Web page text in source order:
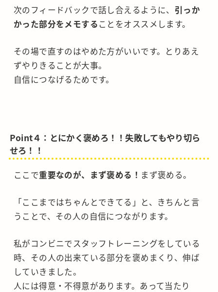
次のフィードバックで話し合えるように、 引っか
かった部分をメモする ことをオススメします。
その場で直すのはやめた方がいいです。とりあえ
ずやりきることが大事。
自信につなげるためです。
Point４：とにかく褒めろ！！失敗してもやり切ら
せろ！！
ここで重要なのが、まず褒める！ まず褒める。
「ここまではちゃんとできてる」と、きちんと言
うことで、その人の自信につながります。
私がコンビニでスタッフトレーニングをしている
時、その人の出来ている部分を褒めまくり、伸ば
していきました。
人には得意・不得意があります。あって当たり